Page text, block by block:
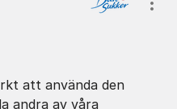
att använda den
andra av våra